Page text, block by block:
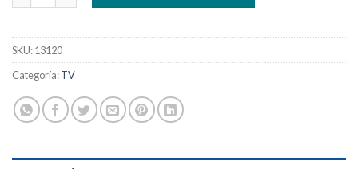
SKU:13120
Categoría:TV